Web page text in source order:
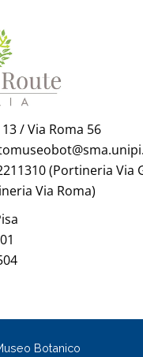
/ Via Roma 56
(Portineria Via
Via Roma)
Botanico